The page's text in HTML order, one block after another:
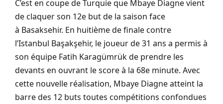
C’est en coupe de Turquie que Mbaye Diagnevient
de claquer son 12e but de la saison face
à Basaksehir. En huitième de finale contre
l’Istanbul Başakşehir, le joueur de 31 ans a permis à
son équipe Fatih Karagümrükde prendre les
devants en ouvrant le score à la 68e minute. Avec
cette nouvelle réalisation, Mbaye Diagneatteint la
barre des 12 buts toutes compétitions confondues